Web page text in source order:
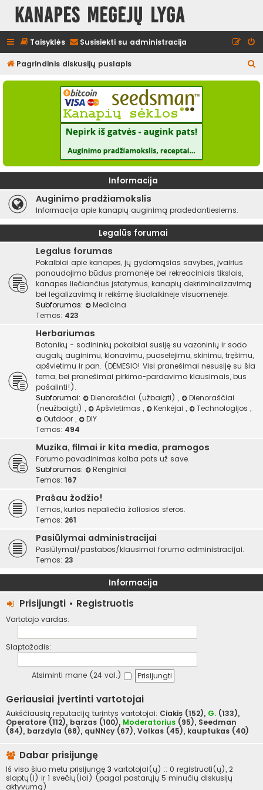
Kanapės mėgėjų lyga
Taisyklės Susisiekti su administracija
Pagrindinis diskusijų puslapis
e
Informacija
Auginimo pradžiamokslis
Informacija apie kanapių auginimą pradedantiesiems.
Legalūs forumai
Legalus forumas
Pokalbiai apie kanapes, jų gydomąsias savybes, įvairius
panaudojimo būdus pramonėje bei rekreaciniais tikslais,
kanapes liečiančius įstatymus, kanapių dekriminalizavimą
bei legalizavimą ir reikšmę šiuolaikinėje visuomenėje.
Subforumas:
Medicina
Temos: 423
Herbariumas
Botanikų - sodininkų pokalbiai susiję su vazoninių ir sodo
augalų auginimu, klonavimu, puoselėjimu, skinimu, tręšimu,
apšvietimu ir pan. (DĖMESIO! Visi pranešimai nesusiję su šia
tema, bei pranešimai pirkimo-pardavimo klausimais, bus
pašalinti!).
Subforumai:
Dienoraščiai (užbaigti) ,
Dienoraščiai
(neužbaigti) , Apšvietimas , Kenkėjai , Technologijos ,
Outdoor ,
DIY
Temos: 494
Muzika, filmai ir kita media, pramogos
Forumo pavadinimas kalba pats už save.
Subforumas:
Renginiai
Temos: 167
Prašau žodžio!
Temos, kurios nepaliečia žaliosios sferos.
Temos: 261
Pasiūlymai administracijai
Pasiūlymai/pastabos/klausimai forumo administracijai.
Temos: 23
Informacija
Prisijungti • Registruotis
Vartotojo vardas:
Slaptažodis:
Atsiminti mane (24 val.)
Geriausiai įvertinti vartotojai
Aukščiausią reputaciją turintys vartotojai: Ciakis (152), G. (133),
Operatore (112), barzas (100), Moderatorius (95), Seedman
(84), barzdyla (68), quNNcy (67), Volkas (45), kauptukas (40)
Dabar prisijungę
Iš viso šiuo metu prisijungę 3 vartotojai(ų) :: 0 registruoti(ų), 2
slaptų(i) ir 1 svečių(iai) (pagal pastarųjų 5 minučių diskusijų
aktyvumą)